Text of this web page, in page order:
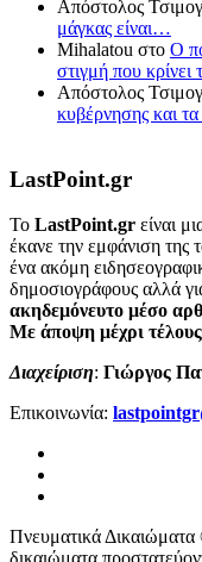
Απόστολος
μάγκας είναι…
Mihalatou στο Ο
στιγμή που κρίνει
Απόστολος
κυβέρνησης και
LastPoint.gr
To LastPoint.gr είναι
έκανε την εμφάνιση της
ένα ακόμη
δημοσιογράφους αλλά
ακηδεμόνευτο μέσο
Με άποψη μέχρι
Διαχείριση: Γιώργος
Επικοινωνία:
Πνευματικά